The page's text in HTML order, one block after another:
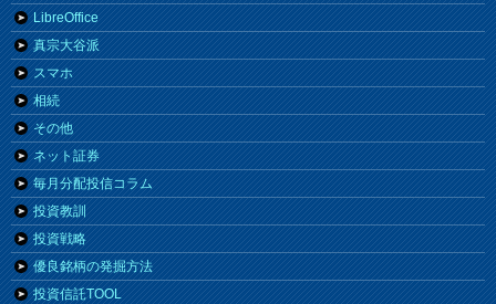
LibreOffice
真宗大谷派
スマホ
相続
その他
ネット証券
毎月分配投信コラム
投資教訓
投資戦略
優良銘柄の発掘方法
投資信託TOOL